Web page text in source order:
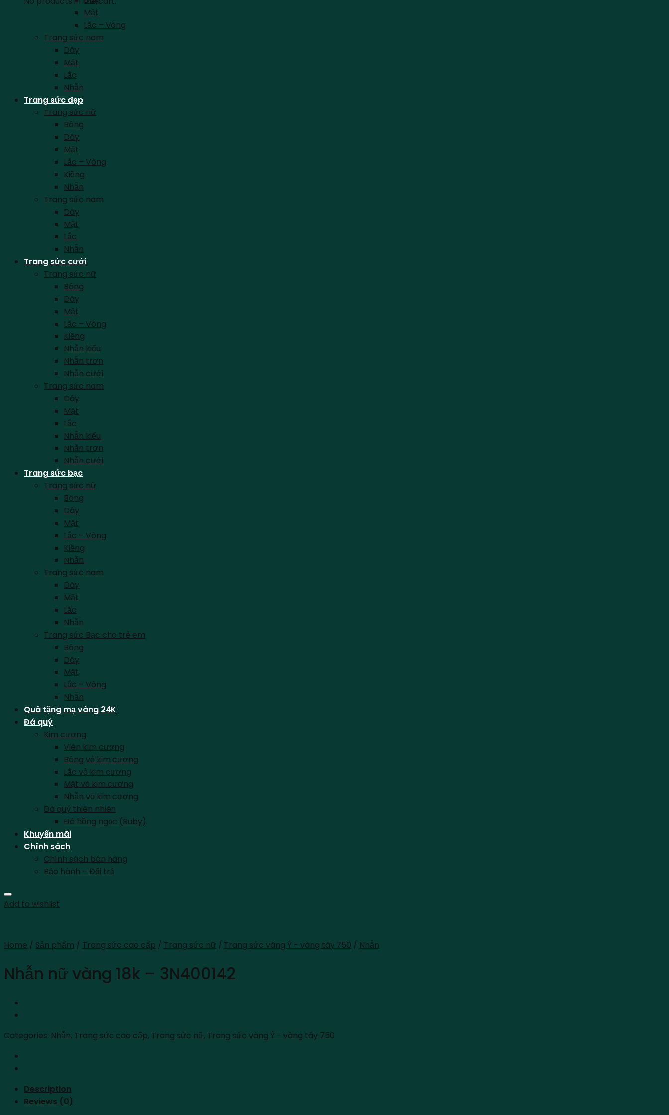
Mặt
Lắc – Vòng
Trang sức nam
Dây
Mặt
Lắc
Nhẫn
Trang sức đẹp
Trang sức nữ
Bông
Dây
Mặt
Lắc – Vòng
Kiềng
Nhẫn
Trang sức nam
Dây
Mặt
Lắc
Nhẫn
Trang sức cưới
Trang sức nữ
Bông
Dây
Mặt
Lắc – Vòng
Kiềng
Nhẫn kiểu
Nhẫn trơn
Nhẫn cưới
Trang sức nam
Dây
Mặt
Lắc
Nhẫn kiểu
Nhẫn trơn
Nhẫn cưới
Trang sức bạc
Trang sức nữ
Bông
Dây
Mặt
Lắc – Vòng
Kiềng
Nhẫn
Trang sức nam
Dây
Mặt
Lắc
Nhẫn
Trang sức Bạc cho trẻ em
Bông
Dây
Mặt
Lắc – Vòng
Nhẫn
Quà tặng mạ vàng 24K
Đá quý
Kim cương
Viên kim cương
Bông vỏ kim cương
Lắc vỏ kim cương
Mặt vỏ kim cương
Nhẫn vỏ kim cương
Đá quý thiên nhiên
Đá hồng ngọc (Ruby)
Khuyến mãi
Chính sách
Chính sách bán hàng
Bảo hành – Đổi trả
Add to wishlist
Home / Sản phẩm / Trang sức cao cấp / Trang sức nữ / Trang sức vàng Ý - vàng tây 750 / Nhẫn
Nhẫn nữ vàng 18k – 3N400142
Categories: Nhẫn, Trang sức cao cấp, Trang sức nữ, Trang sức vàng Ý - vàng tây 750
Description
Reviews (0)